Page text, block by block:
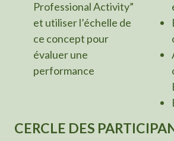
Professional Activity”
et utiliser l’échelle de
ce concept pour
évaluer une
performance
CERCLE DES